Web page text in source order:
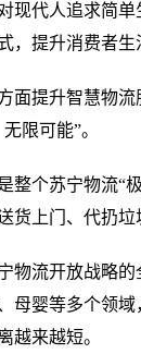
现代人追求简
，提升消费者生
面提升智慧物
限可能”。
整个苏宁物流“
货上门、代扔
物流开放战略
母婴等多个领
越来越短。